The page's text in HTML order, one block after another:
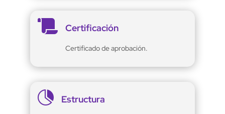
 Certificación
Certificado de aprobación.
 Estructura